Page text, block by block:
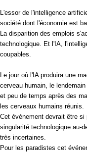
L'essor de l'intelligence
société dont l'économie est
La disparition des emplois
technologique. Et l'IA,
coupables.
Le jour où l'IA produira une
cerveau humain, le
et peu de temps après des
les cerveaux humains réunis.
Cet événement devrait être
singularité technologique au-
très incertaines.
Pour les paradistes cet